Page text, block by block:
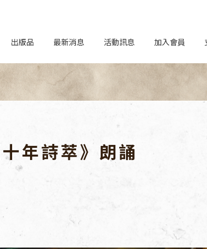
出版品 最新消息 活動訊息 加入會員
年詩萃》朗誦